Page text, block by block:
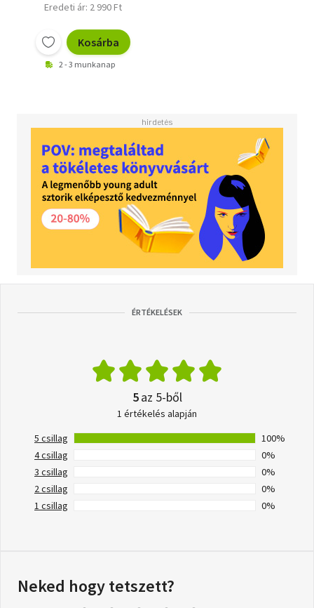
Eredeti ár: 2 990 Ft
Kosárba
2 - 3 munkanap
ÉRTÉKELÉSEK
5az 5-ből
1 értékelés alapján
5 csillag
100%
4 csillag
0%
3 csillag
0%
2 csillag
0%
1 csillag
0%
Neked hogy tetszett?